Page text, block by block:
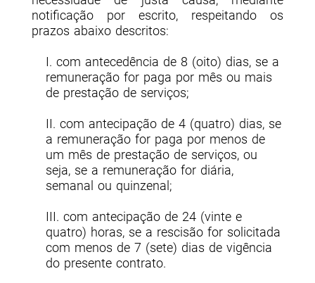
notificação por escrito, respeitando os
prazos abaixo descritos:
I. com antecedência de 8 (oito) dias, se a
remuneração for paga por mês ou mais
de prestação de serviços;
II. com antecipação de 4 (quatro) dias, se
a remuneração for paga por menos de
um mês de prestação de serviços, ou
seja, se a remuneração for diária,
semanal ou quinzenal;
III. com antecipação de 24 (vinte e
quatro) horas, se a rescisão for solicitada
com menos de 7 (sete) dias de vigência
do presente contrato.